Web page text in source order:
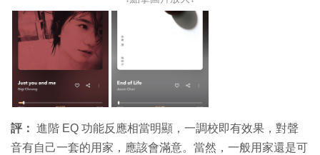
評： 進階 EQ 功能反應相當明顯，一調校即有效果，對聲
音有自己一套的用家，應該會滿意。當然，一般用家還是可